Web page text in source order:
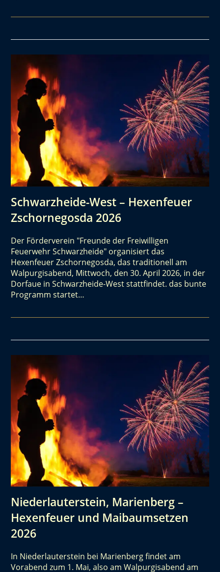
Schwarzheide-West – Hexenfeuer
Zschornegosda 2026
Der Förderverein "Freunde der Freiwilligen
Feuerwehr Schwarzheide" organisiert das
Hexenfeuer Zschornegosda, das traditionell am
Walpurgisabend, Mittwoch, den 30. April 2026, in der
Dorfaue in Schwarzheide-West stattfindet. das bunte
Programm startet…
Niederlauterstein, Marienberg –
Hexenfeuer und Maibaumsetzen
2026
In Niederlauterstein bei Marienberg findet am
Vorabend zum 1. Mai, also am Walpurgisabend am